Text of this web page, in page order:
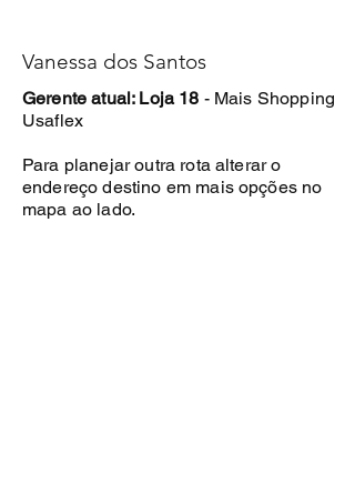
Vanessa dos Santos
Gerente atual: Loja 18 - Mais Shopping
Usaflex
Para planejar outra rota alterar o
endereço destino em mais opções no
mapa ao lado.